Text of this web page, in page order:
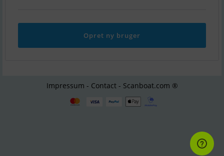
Opret ny bruger
Impressum - Contact - Scanboat.com ®